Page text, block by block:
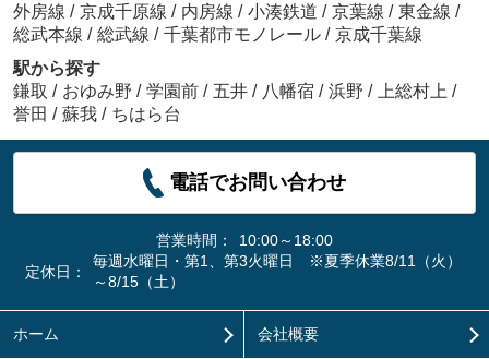
外房線 / 京成千原線 / 内房線 / 小湊鉄道 / 京葉線 / 東金線 /
総武本線 / 総武線 / 千葉都市モノレール / 京成千葉線
駅から探す
鎌取 / おゆみ野 / 学園前 / 五井 / 八幡宿 / 浜野 / 上総村上 /
誉田 / 蘇我 / ちはら台
電話でお問い合わせ
営業時間：
10:00～18:00
定休日：
毎週水曜日・第1、第3火曜日 ※夏季休業8/11（火）
～8/15（土）
ホーム 会社概要